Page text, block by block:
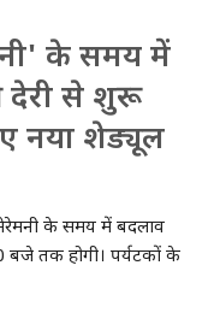
के समय में
से शुरू
नया शेड्यूल
सेरेमनी के समय में बदलाव
तक होगी। पर्यटकों के